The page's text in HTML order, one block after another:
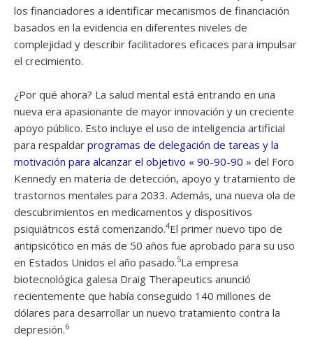
los financiadores a identificar mecanismos de financiación
basados ​​en la evidencia en diferentes niveles de
complejidad y describir facilitadores eficaces para impulsar
el crecimiento.
¿Por qué ahora? La salud mental está entrando en una
nueva era apasionante de mayor innovación y un creciente
apoyo público. Esto incluye el uso de inteligencia artificial
para respaldar programas de delegación de tareas y la
motivación para alcanzar el objetivo « 90-90-90 » del Foro
Kennedy en materia de detección, apoyo y tratamiento de
trastornos mentales para 2033. Además, una nueva ola de
descubrimientos en medicamentos y dispositivos
psiquiátricos está comenzando.4El primer nuevo tipo de
antipsicótico en más de 50 años fue aprobado para su uso
en Estados Unidos el año pasado.5La empresa
biotecnológica galesa Draig Therapeutics anunció
recientemente que había conseguido 140 millones de
dólares para desarrollar un nuevo tratamiento contra la
depresión.6